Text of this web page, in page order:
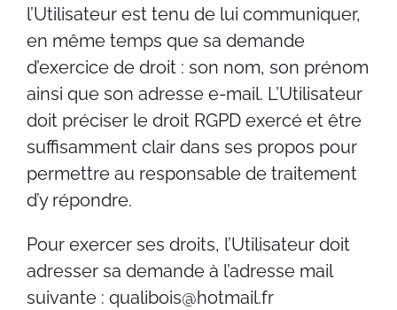
l’Utilisateur est tenu de lui communiquer,
en même temps que sa demande
d’exercice de droit : son nom, son prénom
ainsi que son adresse e-mail. L’Utilisateur
doit préciser le droit RGPD exercé et être
suffisamment clair dans ses propos pour
permettre au responsable de traitement
d’y répondre.
Pour exercer ses droits, l’Utilisateur doit
adresser sa demande à l’adresse mail
suivante : qualibois@hotmail.fr